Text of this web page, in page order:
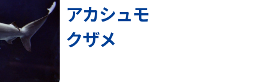
アカシュモ
クザメ